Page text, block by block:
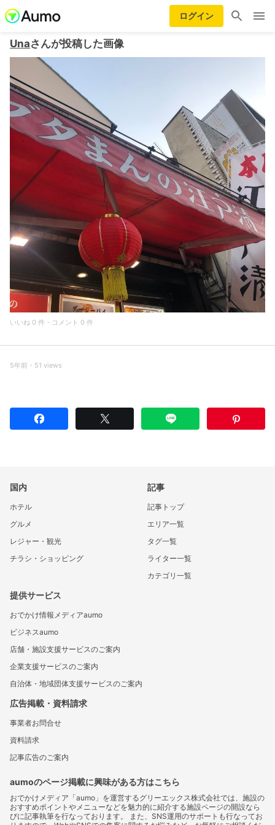
ログイン
Unaさんが投稿した画像
いいね 0 件・コメント 0 件
5年前・51 views
国内
ホテル
グルメ
レジャー・観光
チラシ・ショッピング
記事
記事トップ
エリア一覧
タグ一覧
ライター一覧
カテゴリ一覧
提供サービス
おでかけ情報メディアaumo
ビジネスaumo
店舗・施設支援サービスのご案内
企業支援サービスのご案内
自治体・地域団体支援サービスのご案内
広告掲載・資料請求
事業者お問合せ
資料請求
記事広告のご案内
aumoのページ掲載に興味がある方はこちら
おでかけメディア「aumo」を運営するグリーエックス株式会社では、施設の
おすすめポイントやメニューなどを魅力的に紹介する施設ページの開設なら
びに記事執筆を行なっております。 また、SNS運用のサポートも行なってお